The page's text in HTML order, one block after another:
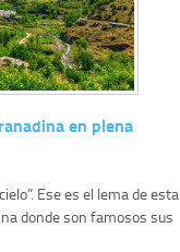
en plena
Ese es el lema de esta
donde son famosos sus